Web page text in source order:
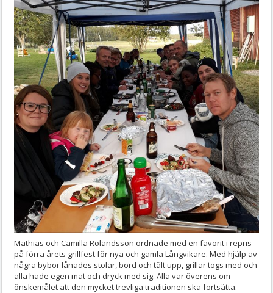
Mathias och Camilla Rolandsson ordnade med en favorit i repris
på förra årets grillfest för nya och gamla Långvikare. Med hjälp av
några bybor lånades stolar, bord och tält upp, grillar togs med och
alla hade egen mat och dryck med sig. Alla var överens om
önskemålet att den mycket trevliga traditionen ska fortsätta.